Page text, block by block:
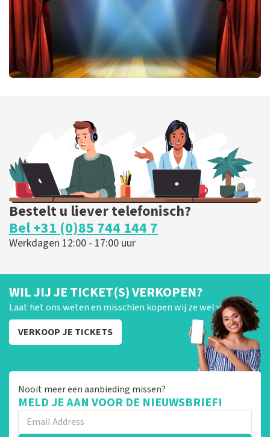
BESTEL NU
Bestelt u liever telefonisch?
Bel +31 (0)85 744 144 7
Werkdagen 12:00 - 17:00 uur
WIL JIJ JE TICKET(S) VERKOPEN?
Laat het ons weten en misschien kopen wij ze wel van je!
VERKOOP JE TICKETS
Nooit meer een aanbieding missen?
MELD JE AAN VOOR DE NIEUWSBRIEF!